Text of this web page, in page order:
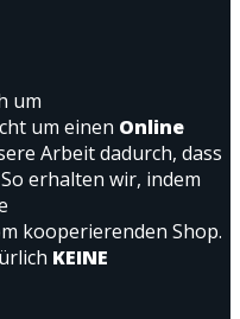
um
um einen Online
Arbeit dadurch, dass
erhalten wir, indem
kooperierenden Shop.
KEINE